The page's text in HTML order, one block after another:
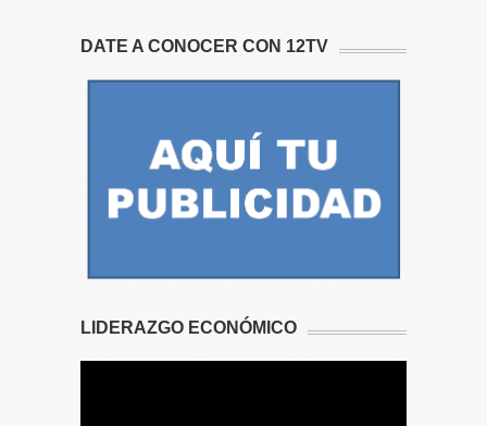
DATE A CONOCER CON 12TV
LIDERAZGO ECONÓMICO